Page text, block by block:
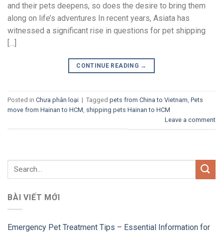
and their pets deepens, so does the desire to bring them
along on life’s adventures In recent years, Asiata has
witnessed a significant rise in questions for pet shipping
[…]
CONTINUE READING →
Posted in Chưa phân loại | Tagged pets from China to Vietnam Pets
move from Hainan to HCM shipping pets Hainan to HCM
Leave a comment
BÀI VIẾT MỚI
Emergency Pet Treatment Tips – Essential Information for